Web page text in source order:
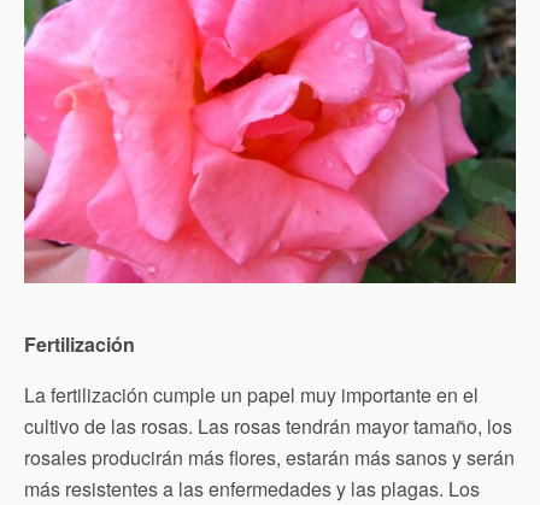
Fertilización
La fertilización cumple un papel muy importante en el
cultivo de las rosas. Las rosas tendrán mayor tamaño, los
rosales producirán más flores, estarán más sanos y serán
más resistentes a las enfermedades y las plagas. Los